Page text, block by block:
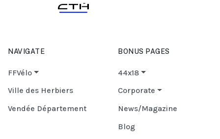
NAVIGATE
FFVélo
Ville des Herbiers
Vendée Département
BONUS PAGES
44x18
Corporate
News/Magazine
Blog